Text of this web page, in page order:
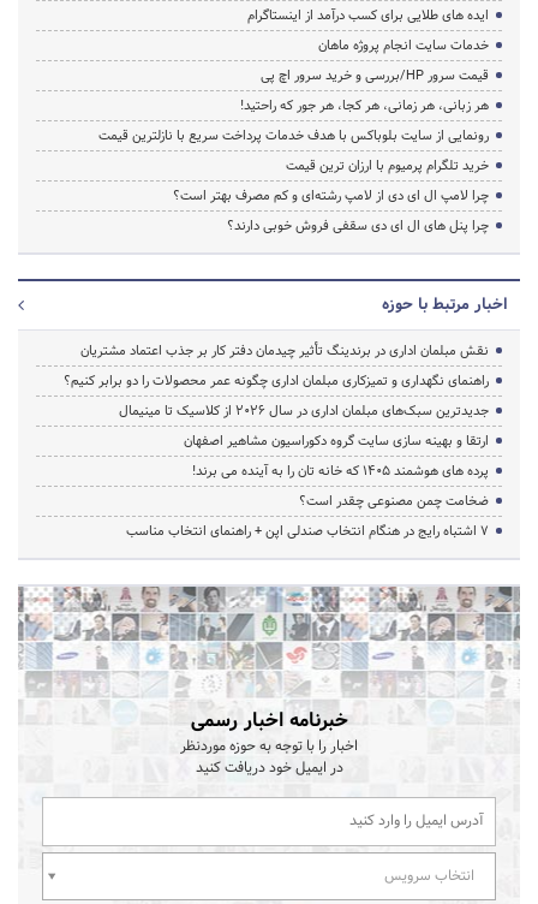
ایده های طلایی برای کسب درآمد از اینستاگرام
خدمات سایت انجام پروژه ماهان
قیمت سرور HP/بررسی و خرید سرور اچ پی
هر زبانی، هر زمانی، هر کجا، هر جور که راحتید!
رونمایی از سایت بلوباکس با هدف خدمات پرداخت سریع با نازلترین قیمت
خرید تلگرام پرمیوم با ارزان ترین قیمت
چرا لامپ ال ای دی از لامپ رشته‌ای و کم مصرف بهتر است؟
چرا پنل های ال ای دی سقفی فروش خوبی دارند؟
اخبار مرتبط با حوزه
نقش مبلمان اداری در برندینگ تأثیر چیدمان دفتر کار بر جذب اعتماد مشتریان
راهنمای نگهداری و تمیزکاری مبلمان اداری چگونه عمر محصولات را دو برابر کنیم؟
جدیدترین سبک‌های مبلمان اداری در سال ۲۰۲۶ از کلاسیک تا مینیمال
ارتقا و بهینه سازی سایت گروه دکوراسیون مشاهیر اصفهان
پرده‌ های هوشمند ۱۴۰۵ که خانه‌ تان را به آینده می‌ برند!
ضخامت چمن مصنوعی چقدر است؟
۷ اشتباه رایج در هنگام انتخاب صندلی اپن + راهنمای انتخاب مناسب
خبرنامه اخبار رسمی
اخبار را با توجه به حوزه موردنظر
در ایمیل خود دریافت کنید
انتخاب سرویس